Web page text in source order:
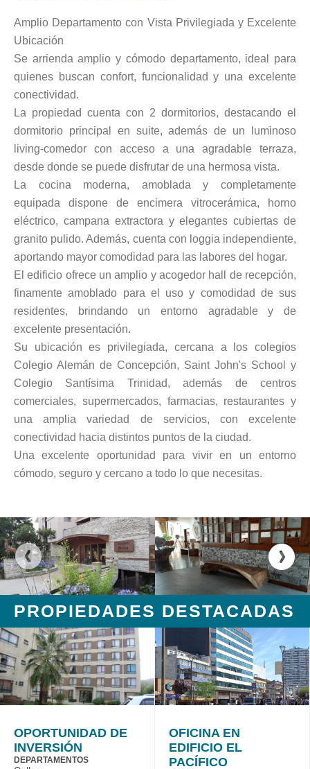
Amplio Departamento con Vista Privilegiada y Excelente
Ubicación
Se arrienda amplio y cómodo departamento, ideal para
quienes buscan confort, funcionalidad y una excelente
conectividad.
La propiedad cuenta con 2 dormitorios, destacando el
dormitorio principal en suite, además de un luminoso
living-comedor con acceso a una agradable terraza,
desde donde se puede disfrutar de una hermosa vista.
La cocina moderna, amoblada y completamente
equipada dispone de encimera vitrocerámica, horno
eléctrico, campana extractora y elegantes cubiertas de
granito pulido. Además, cuenta con loggia independiente,
aportando mayor comodidad para las labores del hogar.
El edificio ofrece un amplio y acogedor hall de recepción,
finamente amoblado para el uso y comodidad de sus
residentes, brindando un entorno agradable y de
excelente presentación.
Su ubicación es privilegiada, cercana a los colegios
Colegio Alemán de Concepción, Saint John's School y
Colegio Santísima Trinidad, además de centros
comerciales, supermercados, farmacias, restaurantes y
una amplia variedad de servicios, con excelente
conectividad hacia distintos puntos de la ciudad.
Una excelente oportunidad para vivir en un entorno
cómodo, seguro y cercano a todo lo que necesitas.
PROPIEDADES DESTACADAS
OPORTUNIDAD DE
INVERSIÓN
DEPARTAMENTOS
OFICINA EN
EDIFICIO EL
PACÍFICO